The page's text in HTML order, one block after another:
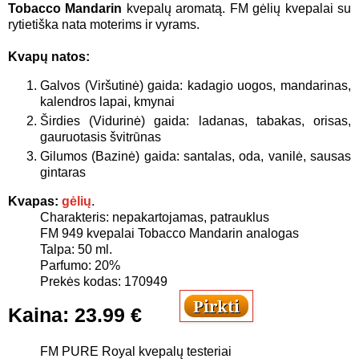
Tobacco Mandarin kvepalų aromatą. FM gėlių kvepalai su
rytietiška nata moterims ir vyrams.
Kvapų natos:
Galvos (Viršutinė) gaida: kadagio uogos, mandarinas,
kalendros lapai, kmynai
Širdies (Vidurinė) gaida: ladanas, tabakas, orisas,
gauruotasis švitrūnas
Gilumos (Bazinė) gaida: santalas, oda, vanilė, sausas
gintaras
Kvapas: gėlių.
Charakteris: nepakartojamas, patrauklus
FM 949 kvepalai Tobacco Mandarin analogas
Talpa: 50 ml.
Parfumo: 20%
Prekės kodas: 170949
Kaina: 23.99 €
FM PURE Royal kvepalų testeriai